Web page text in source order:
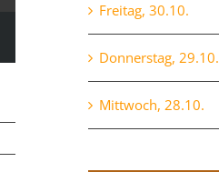
Freitag, 30.10.
Donnerstag, 29.10.
Mittwoch, 28.10.